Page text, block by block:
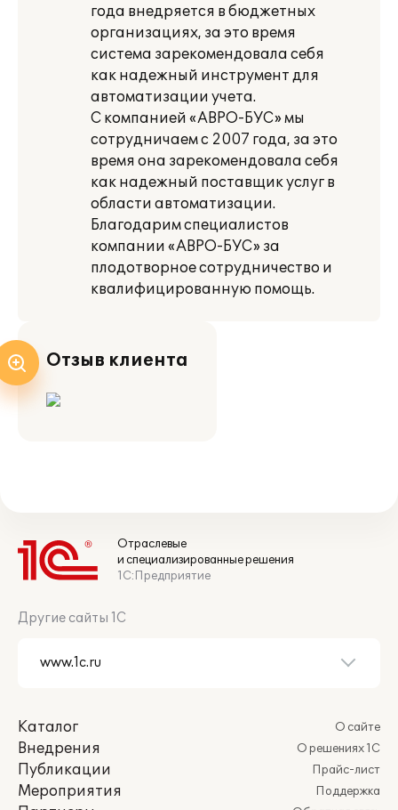
года внедряется в бюджетных
организациях, за это время
система зарекомендовала себя
как надежный инструмент для
автоматизации учета.
С компанией «АВРО-БУС» мы
сотрудничаем с 2007 года, за это
время она зарекомендовала себя
как надежный поставщик услуг в
области автоматизации.
Благодарим специалистов
компании «АВРО-БУС» за
плодотворное сотрудничество и
квалифицированную помощь.
Отзыв клиента
Отраслевые
и специализированные решения
1С:Предприятие
Другие сайты 1С
Каталог
Внедрения
Публикации
Мероприятия
О сайте
О решениях 1С
Прайс-лист
Поддержка